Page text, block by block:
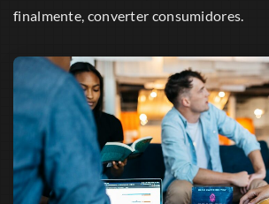
finalmente, converter consumidores.